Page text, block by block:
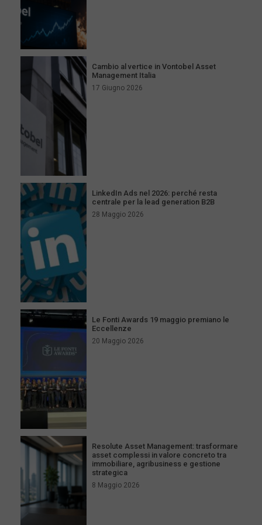
Cambio al vertice in Vontobel Asset
Management Italia
17 Giugno 2026
LinkedIn Ads nel 2026: perché resta
centrale per la lead generation B2B
28 Maggio 2026
Le Fonti Awards 19 maggio premiano le
Eccellenze
20 Maggio 2026
Resolute Asset Management: trasformare
asset complessi in valore concreto tra
immobiliare, agribusiness e gestione
strategica
8 Maggio 2026